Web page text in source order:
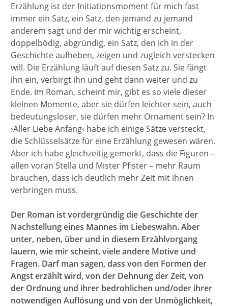
Erzählung ist der Initiationsmoment für mich fast
immer ein Satz, ein Satz, den jemand zu jemand
anderem sagt und der mir wichtig erscheint,
doppelbödig, abgründig, ein Satz, den ich in der
Geschichte aufheben, zeigen und zugleich verstecken
will. Die Erzählung läuft auf diesen Satz zu. Sie fängt
ihn ein, verbirgt ihn und geht dann weiter und zu
Ende. Im Roman, scheint mir, gibt es so viele dieser
kleinen Momente, aber sie dürfen leichter sein, auch
bedeutungsloser, sie dürfen mehr Ornament sein? In
›Aller Liebe Anfang‹ habe ich einige Sätze versteckt,
die Schlüsselsätze für eine Erzählung gewesen wären.
Aber ich habe gleichzeitig gemerkt, dass die Figuren –
allen voran Stella und Mister Pfister – mehr Raum
brauchen, dass ich deutlich mehr Zeit mit ihnen
verbringen muss.
Der Roman ist vordergründig die Geschichte der
Nachstellung eines Mannes im Liebeswahn. Aber
unter, neben, über und in diesem Erzählvorgang
lauern, wie mir scheint, viele andere Motive und
Fragen. Darf man sagen, dass von den Formen der
Angst erzählt wird, von der Dehnung der Zeit, von
der Ordnung und ihrer bedrohlichen und/oder ihrer
notwendigen Auflösung und von der Unmöglichkeit,